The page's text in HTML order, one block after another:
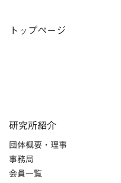
トップページ
研究所紹介
団体概要・理事
事務局
会員一覧